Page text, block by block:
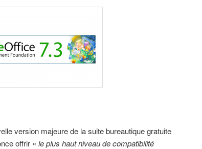
version majeure de la suite bureautique gratuite
offrir « le plus haut niveau de compatibilité